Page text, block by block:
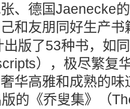
、德国Jaenecke
和友朋同好生产书
版了53种书，如
），极尽繁复
华高雅和成熟的
的《乔叟集》（